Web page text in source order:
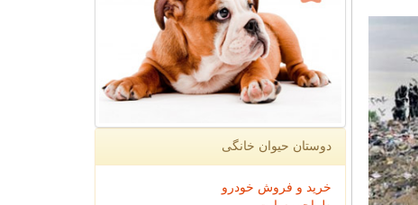
دوستان حیوان خانگی
خرید و فروش خودرو